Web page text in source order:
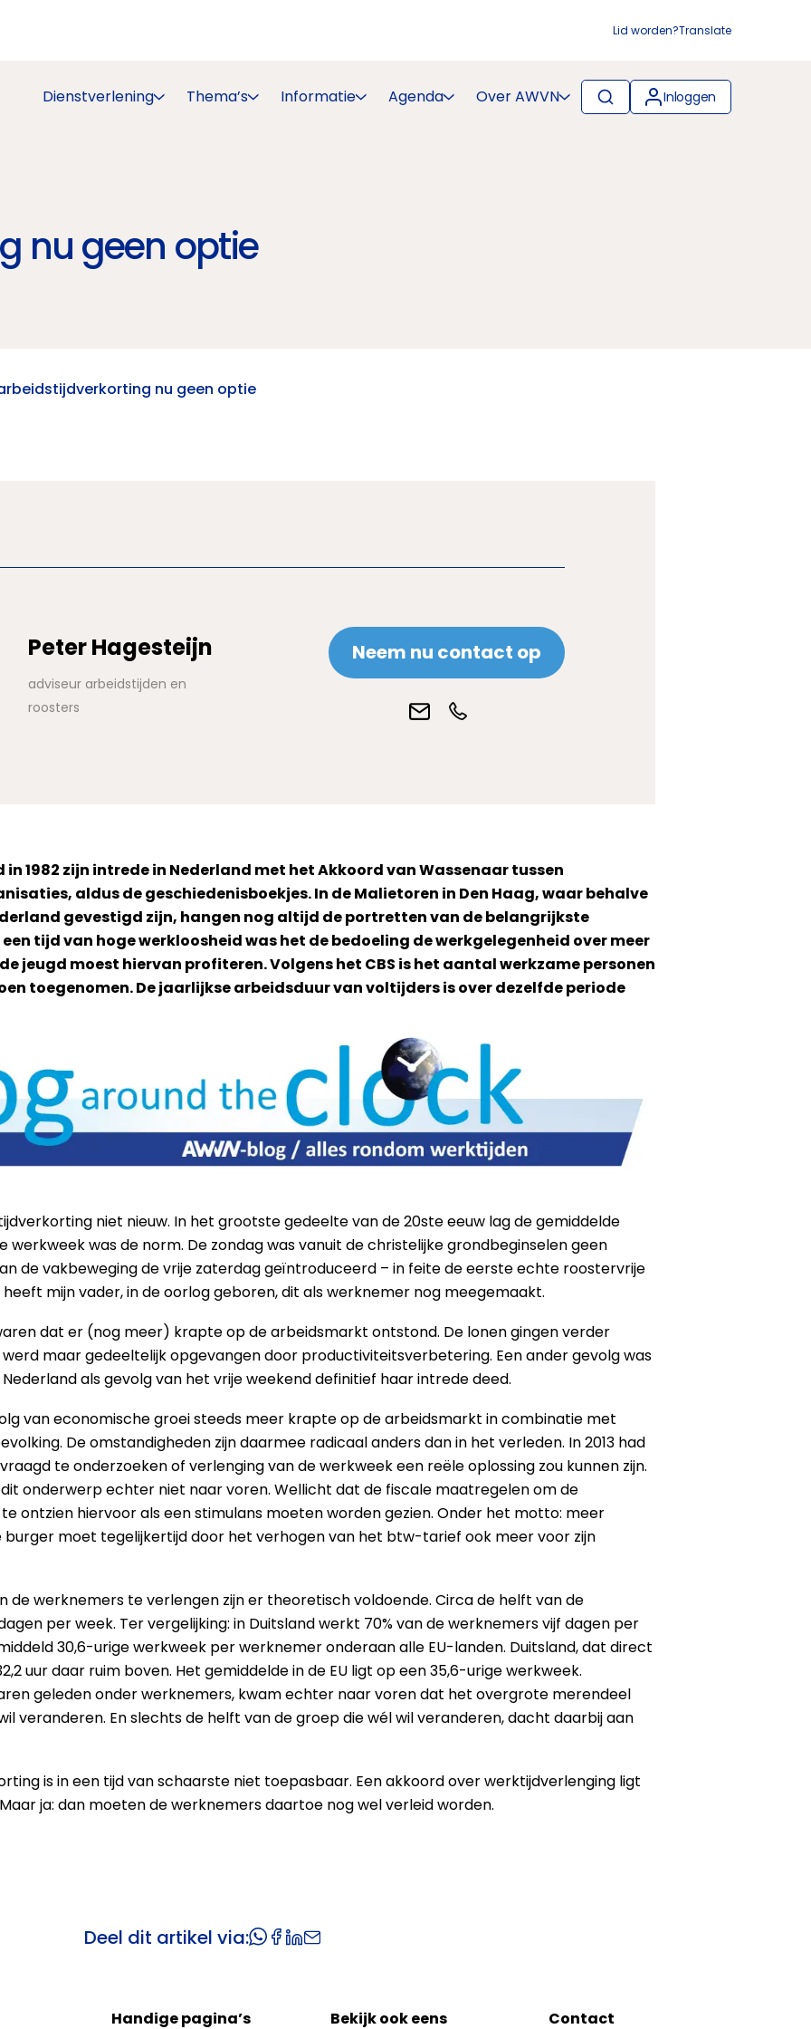
Lid worden?Translate
Dienstverlening Thema’s Informatie Agenda Over AWVN Inloggen
nu geen optie
nu geen optie
Peter Hagesteijn
adviseur arbeidstijden en
roosters
Neem nu contact op
in 1982 zijn intrede in Nederland met het Akkoord van Wassenaar tussen
aldus de geschiedenisboekjes. In de Malietoren in Den Haag, waar behalve
gevestigd zijn, hangen nog altijd de portretten van de belangrijkste
tijd van hoge werkloosheid was het de bedoeling de werkgelegenheid over meer
jeugd moest hiervan profiteren. Volgens het CBS is het aantal werkzame personen
toegenomen. De jaarlijkse arbeidsduur van voltijders is over dezelfde periode
niet nieuw. In het grootste gedeelte van de 20ste eeuw lag de gemiddelde
werkweek was de norm. De zondag was vanuit de christelijke grondbeginselen geen
de vakbeweging de vrije zaterdag geïntroduceerd – in feite de eerste echte roostervrije
mijn vader, in de oorlog geboren, dit als werknemer nog meegemaakt.
dat er (nog meer) krapte op de arbeidsmarkt ontstond. De lonen gingen verder
maar gedeeltelijk opgevangen door productiviteitsverbetering. Een ander gevolg was
als gevolg van het vrije weekend definitief haar intrede deed.
van economische groei steeds meer krapte op de arbeidsmarkt in combinatie met
De omstandigheden zijn daarmee radicaal anders dan in het verleden. In 2013 had
te onderzoeken of verlenging van de werkweek een reële oplossing zou kunnen zijn.
onderwerp echter niet naar voren. Wellicht dat de fiscale maatregelen om de
ontzien hiervoor als een stimulans moeten worden gezien. Onder het motto: meer
moet tegelijkertijd door het verhogen van het btw-tarief ook meer voor zijn
de werknemers te verlengen zijn er theoretisch voldoende. Circa de helft van de
per week. Ter vergelijking: in Duitsland werkt 70% van de werknemers vijf dagen per
30,6-urige werkweek per werknemer onderaan alle EU-landen. Duitsland, dat direct
uur daar ruim boven. Het gemiddelde in de EU ligt op een 35,6-urige werkweek.
geleden onder werknemers, kwam echter naar voren dat het overgrote merendeel
veranderen. En slechts de helft van de groep die wél wil veranderen, dacht daarbij aan
is in een tijd van schaarste niet toepasbaar. Een akkoord over werktijdverlenging ligt
ja: dan moeten de werknemers daartoe nog wel verleid worden.
Deel dit artikel via:
Handige pagina’s Bekijk ook eens Contact